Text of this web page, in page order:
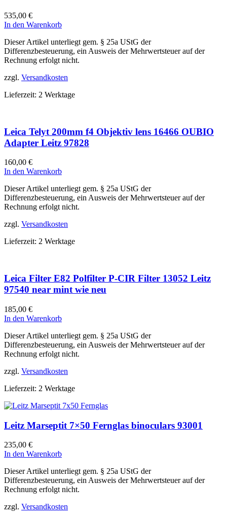
535,00 €
In den Warenkorb
Dieser Artikel unterliegt gem. § 25a UStG der
Differenzbesteuerung, ein Ausweis der Mehrwertsteuer auf der
Rechnung erfolgt nicht.
zzgl. Versandkosten
Lieferzeit: 2 Werktage
Leica Telyt 200mm f4 Objektiv lens 16466 OUBIO
Adapter Leitz 97828
160,00 €
In den Warenkorb
Dieser Artikel unterliegt gem. § 25a UStG der
Differenzbesteuerung, ein Ausweis der Mehrwertsteuer auf der
Rechnung erfolgt nicht.
zzgl. Versandkosten
Lieferzeit: 2 Werktage
Leica Filter E82 Polfilter P-CIR Filter 13052 Leitz
97540 near mint wie neu
185,00 €
In den Warenkorb
Dieser Artikel unterliegt gem. § 25a UStG der
Differenzbesteuerung, ein Ausweis der Mehrwertsteuer auf der
Rechnung erfolgt nicht.
zzgl. Versandkosten
Lieferzeit: 2 Werktage
Leitz Marseptit 7×50 Fernglas binoculars 93001
235,00 €
In den Warenkorb
Dieser Artikel unterliegt gem. § 25a UStG der
Differenzbesteuerung, ein Ausweis der Mehrwertsteuer auf der
Rechnung erfolgt nicht.
zzgl. Versandkosten